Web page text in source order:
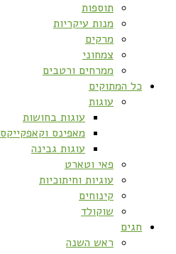
תוספות
מנות עיקריות
מרקים
צמחוני
ממרחים ורטבים
כל המתוקים
עוגות
עוגות בחושות
מאפינס וקאפקייקס
עוגות גבינה
פאי וטארט
עוגיות וחיתוכיות
קינוחים
שוקולד
חגים
ראש השנה